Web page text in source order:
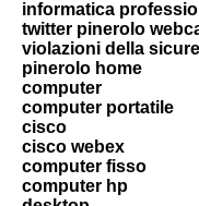
informatica
twitter pinerolo
violazioni della
pinerolo home
computer
computer portatile
cisco
cisco webex
computer fisso
computer hp